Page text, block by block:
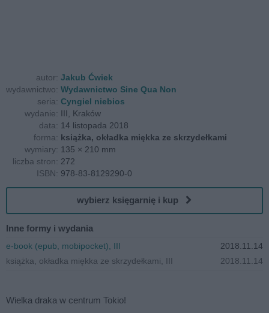
autor: Jakub Ćwiek
wydawnictwo: Wydawnictwo Sine Qua Non
seria: Cyngiel niebios
wydanie: III, Kraków
data: 14 listopada 2018
forma: książka, okładka miękka ze skrzydełkami
wymiary: 135 × 210 mm
liczba stron: 272
ISBN: 978-83-8129290-0
wybierz księgarnię i kup
Inne formy i wydania
e-book (epub, mobipocket), III
2018.11.14
książka, okładka miękka ze skrzydełkami, III
2018.11.14
Wielka draka w centrum Tokio!